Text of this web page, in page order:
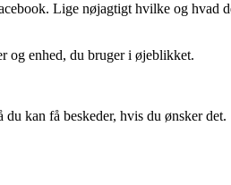
Lige nøjagtigt hvilke og
og enhed, du bruger i øjeblikket.
kan få beskeder, hvis du ønsker det.